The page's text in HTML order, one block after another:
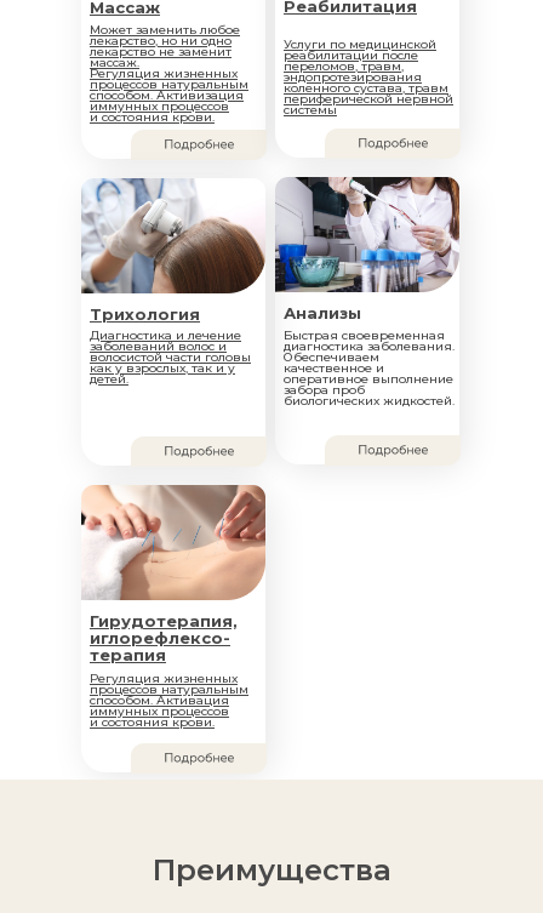
Гирудотерапия,
иглорефлексо-
терапия
Регуляция жизненных
процессов натуральным
способом. Активация
иммунных процессов
и состояния крови.
Массаж
Может заменить любое
лекарство, но ни одно
лекарство не заменит
массаж.
Регуляция жизненных
процессов натуральным
способом. Активизация
иммунных процессов
и состояния крови.
Анализы
Быстрая своевременная
диагностика заболевания.
Обеспечиваем
качественное и
оперативное выполнение
забора проб
биологических жидкостей.
Трихология
Диагностика и лечение
заболеваний волос и
волосистой части головы
как у взрослых, так и у
детей.
Реабилитация
Услуги по медицинской
реабилитации после
переломов, травм,
эндопротезирования
коленного сустава, травм
периферической нервной
системы
Преимущества